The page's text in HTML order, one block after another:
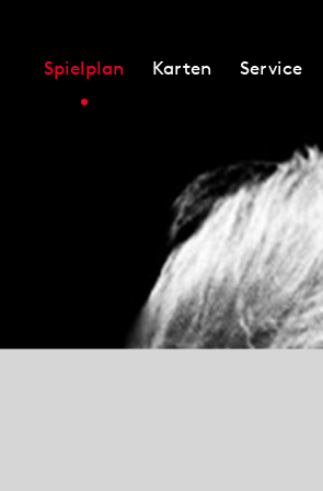
Spielplan Karten Service